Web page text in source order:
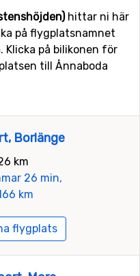
hittar ni här
på flygplatsnamnet
. Klicka på bilikonen för
till Ånnaboda
Borlänge
km
26 min,
km
flygplats